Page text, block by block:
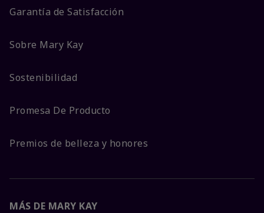
Garantía de Satisfacción
Sobre Mary Kay
Sostenibilidad
Promesa De Producto
Premios de belleza y honores
MÁS DE MARY KAY